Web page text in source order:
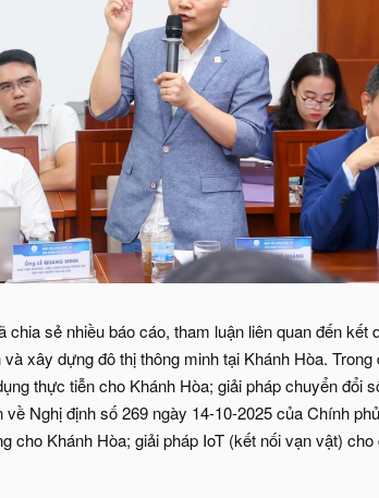
chia sẻ nhiều báo cáo, tham luận liên quan đến
xây dựng đô thị thông minh tại Khánh Hòa.
thực tiễn cho Khánh Hòa; giải pháp chuyển đổi
Nghị định số 269 ngày 14-10-2025 của Chính
cho Khánh Hòa; giải pháp IoT (kết nối vạn vật)